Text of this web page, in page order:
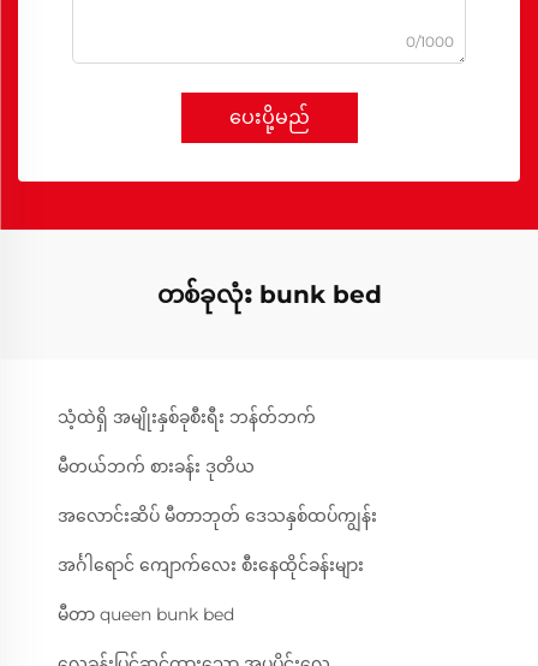
0/1000
ပေးပို့မည်
တစ်ခုလုံး bunk bed
သံ့ထဲရှိ အမျိုးနှစ်ခုစီးရီး ဘန်တ်ဘက်
မီတယ်ဘက် စားခန်း ဒုတိယ
အလောင်းဆိပ် မီတာဘုတ် ဒေသနှစ်ထပ်ကျွန်း
အင်္ဂါရောင် ကျောက်လေး စီးနေထိုင်ခန်းများ
မီတာ queen bunk bed